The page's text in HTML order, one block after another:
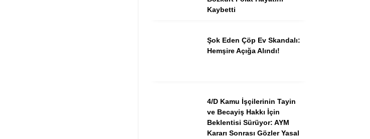
Kaybetti
Şok Eden Çöp Ev Skandalı:
Hemşire Açığa Alındı!
4/D Kamu İşçilerinin Tayin
ve Becayiş Hakkı İçin
Beklentisi Sürüyor: AYM
Kararı Sonrası Gözler Yasal